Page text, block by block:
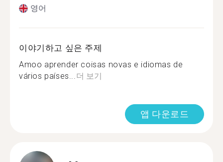
영어
이야기하고 싶은 주제
Amoo aprender coisas novas e idiomas de
vários países...더 보기
앱 다운로드